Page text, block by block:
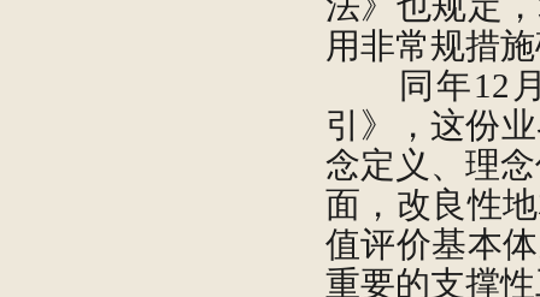
用非常规措
同年12月
引》，这份
念定义、理
面，改良性
值评价基本
重要的支撑